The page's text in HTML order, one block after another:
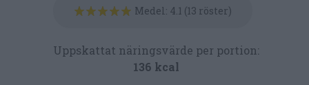
Medel: 4.1 (13 röster)
Uppskattat näringsvärde per portion:
136 kcal